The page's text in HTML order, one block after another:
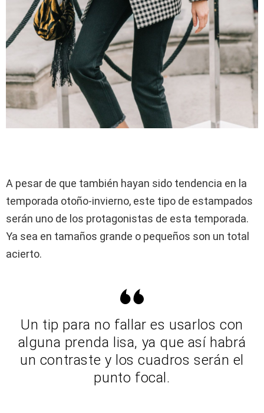
A pesar de que también hayan sido tendencia en la
temporada otoño-invierno, este tipo de estampados
serán uno de los protagonistas de esta temporada.
Ya sea en tamaños grande o pequeños son un total
acierto.
Un tip para no fallar es usarlos con
alguna prenda lisa, ya que así habrá
un contraste y los cuadros serán el
punto focal.